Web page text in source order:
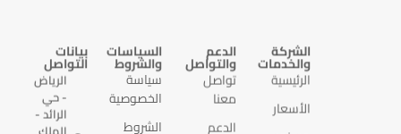
الشركة
والخدمات
الرئيسية
الأسعار
الدعم
والتواصل
تواصل
معنا
الدعم
السياسات
والشروط
سياسة
الخصوصية
الشروط
بيانات
التواصل
الرياض
- حي
الرائد -
الملك